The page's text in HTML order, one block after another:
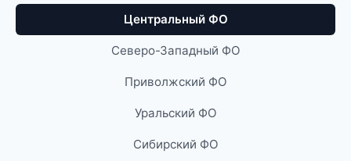
Центральный ФО
Северо-Западный ФО
Приволжский ФО
Уральский ФО
Сибирский ФО